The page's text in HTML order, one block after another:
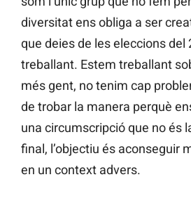
diversitat ens obliga a ser
que deies de les eleccions del
treballant. Estem treballant
més gent, no tenim cap
de trobar la manera perquè
una circumscripció que no és
final, l’objectiu és aconseguir
en un context advers.